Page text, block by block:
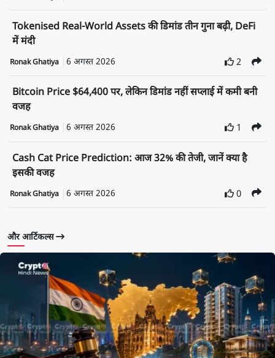
Tokenised Real-World Assets की डिमांड तीन गुना बढ़ी, DeFi
में मंदी
Ronak Ghatiya 6 अगस्त 2026 2
Bitcoin Price $64,400 पर, लेकिन डिमांड नहीं सप्लाई में कमी बनी
वजह
Ronak Ghatiya 6 अगस्त 2026 1
Cash Cat Price Prediction: आज 32% की तेजी, जानें क्या है
इसकी वजह
Ronak Ghatiya 6 अगस्त 2026 0
और आर्टिकल्स